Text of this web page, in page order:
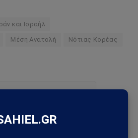
και Ισραήλ
Μέση Ανατολή Νότιας Κορέας
στο YouTube